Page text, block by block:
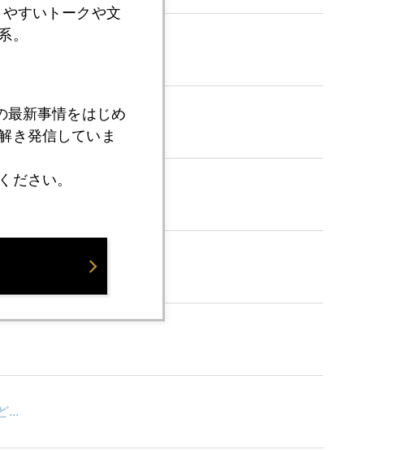
...
すいトークや文
。
最新事情をはじめ
き発信していま
ださい。